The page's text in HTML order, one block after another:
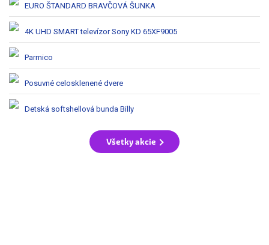
EURO ŠTANDARD BRAVČOVÁ ŠUNKA
4K UHD SMART televízor Sony KD 65XF9005
Parmico
Posuvné celosklenené dvere
Detská softshellová bunda Billy
Všetky akcie